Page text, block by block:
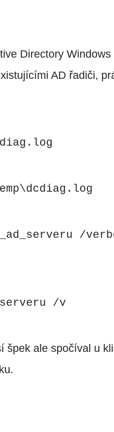
Directory
AD řadiči,
/
/v
špek ale spočíval u